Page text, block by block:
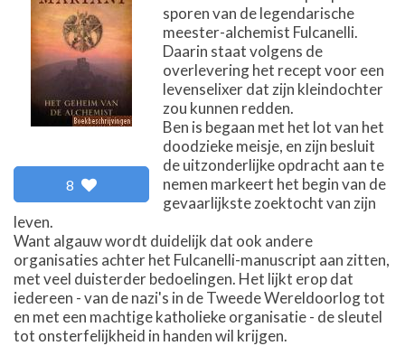
8
sporen van de legendarische
meester-alchemist Fulcanelli.
Daarin staat volgens de
overlevering het recept voor een
levenselixer dat zijn kleindochter
zou kunnen redden.
Ben is begaan met het lot van het
doodzieke meisje, en zijn besluit
de uitzonderlijke opdracht aan te
nemen markeert het begin van de
gevaarlijkste zoektocht van zijn
leven.
Want algauw wordt duidelijk dat ook andere
organisaties achter het Fulcanelli-manuscript aan zitten,
met veel duisterder bedoelingen. Het lijkt erop dat
iedereen - van de nazi's in de Tweede Wereldoorlog tot
en met een machtige katholieke organisatie - de sleutel
tot onsterfelijkheid in handen wil krijgen.